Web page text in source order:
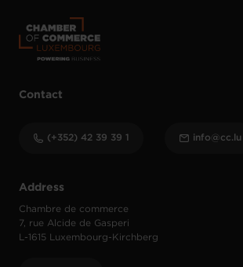
Address
Chambre de commerce
7, rue Alcide de Gasperi
L-1615 Luxembourg-Kirchberg
Contact
(+352) 42 39 39 1 info@cc.lu